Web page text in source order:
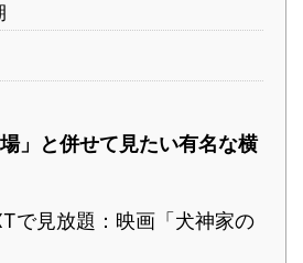
」と併せて見たい有名な横
で見放題：映画「犬神家の